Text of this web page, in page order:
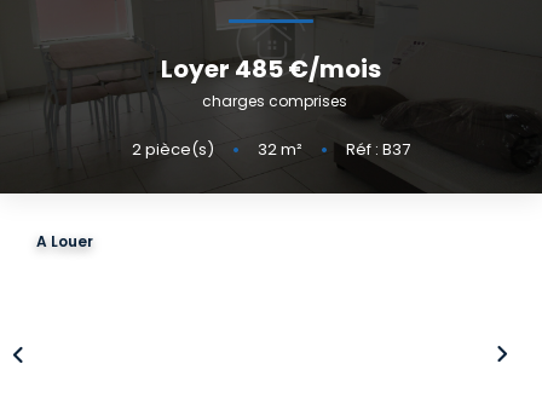
ESTIMER
SYNDIC
Loyer 485 €/mois
charges comprises
2pièce(s) • 32m² • Réf : B37
A Louer